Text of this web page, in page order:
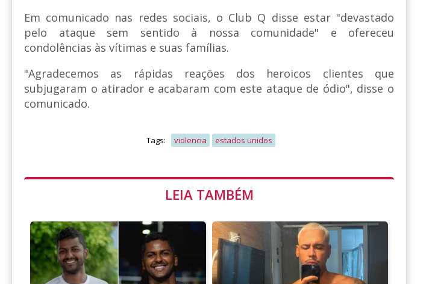
Em comunicado nas redes sociais, o Club Q disse estar "devastado
pelo ataque sem sentido à nossa comunidade" e ofereceu
condolências às vítimas e suas famílias.
"Agradecemos as rápidas reações dos heroicos clientes que
subjugaram o atirador e acabaram com este ataque de ódio", disse o
comunicado.
Tags: violencia estados unidos
LEIA TAMBÉM